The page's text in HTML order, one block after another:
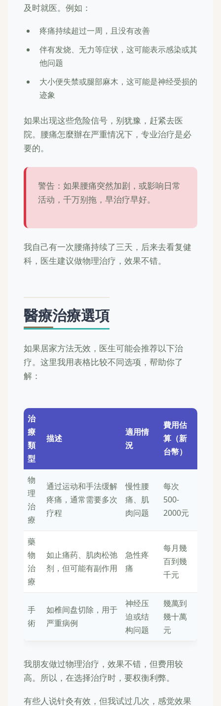
及时就医。例如：
疼痛持续超过一周，且没有改善
伴有发烧、无力等症状，这可能表示感染或其
他问题
大小便失禁或腿部麻木，这可能是神经受损的
迹象
如果出现这些危险信号，别犹豫，赶紧去医
院。腰痛怎麼辦在严重情况下，专业治疗是必
要的。
警告：如果腰痛突然加剧，或影响日常
活动，千万别拖，早治疗早好。
我自己有一次腰痛持续了三天，后来去看复健
科，医生建议做物理治疗，效果不错。
醫療治療選項
如果居家方法无效，医生可能会推荐以下治
疗。这里我用表格比较不同选项，帮助你了
解：
治
療
類
型
描述
適用情
況
費用估
算（新
台幣）
物
理
治
療
通过运动和手法缓解
疼痛，通常需要多次
疗程
慢性腰
痛、肌
肉问题
每次
500-
2000元
藥
物
治
療
如止痛药、肌肉松弛
剂，但可能有副作用
急性疼
痛
每月幾
百到幾
千元
手
術
如椎间盘切除，用于
严重病例
神经压
迫或结
构问题
幾萬到
幾十萬
元
我朋友做过物理治疗，效果不错，但费用较
高。所以，在选择治疗时，要权衡利弊。
有些人说针灸有效，但我试过几次，感觉效果